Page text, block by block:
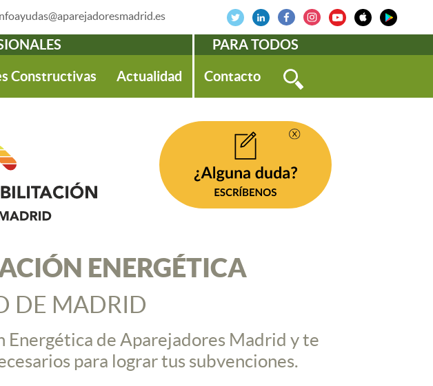
Constructivas Actualidad
PARA TODOS
Contacto
ENERGÉTICA
DE MADRID
Energética de Aparejadores Madrid y te
para lograr tus subvenciones.